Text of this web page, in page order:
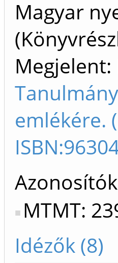
Magyar
Megjelent:
emlékére.
Azonosítók
MTMT:
Idézők (8)